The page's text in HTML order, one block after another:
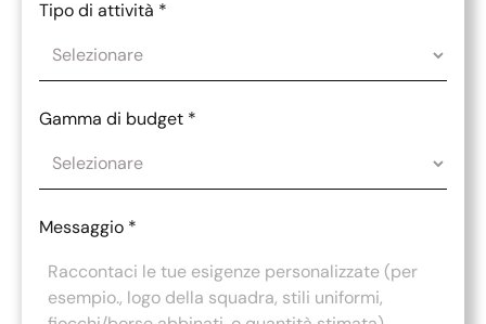
Tipo di attività *
Gamma di budget *
Messaggio *